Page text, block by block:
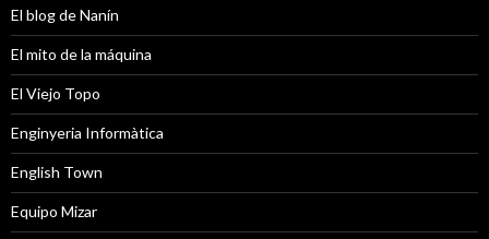
El blog de Nanín
El mito de la máquina
El Viejo Topo
Enginyeria Informàtica
English Town
Equipo Mizar